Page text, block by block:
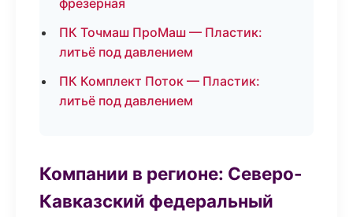
фрезерная
ПК Точмаш ПроМаш — Пластик:
литьё под давлением
ПК Комплект Поток — Пластик:
литьё под давлением
Компании в регионе: Северо-
Кавказский федеральный